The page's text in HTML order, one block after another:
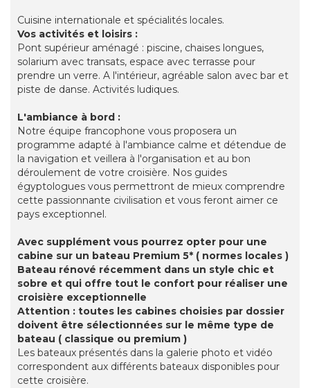
Cuisine internationale et spécialités locales.
Vos activités et loisirs :
Pont supérieur aménagé : piscine, chaises longues,
solarium avec transats, espace avec terrasse pour
prendre un verre. A l'intérieur, agréable salon avec bar et
piste de danse. Activités ludiques.
L'ambiance à bord :
Notre équipe francophone vous proposera un
programme adapté à l'ambiance calme et détendue de
la navigation et veillera à l'organisation et au bon
déroulement de votre croisière. Nos guides
égyptologues vous permettront de mieux comprendre
cette passionnante civilisation et vous feront aimer ce
pays exceptionnel.
Avec supplément vous pourrez opter pour une
cabine sur un bateau Premium 5* ( normes locales )
Bateau rénové récemment dans un style chic et
sobre et qui offre tout le confort pour réaliser une
croisière exceptionnelle
Attention : toutes les cabines choisies par dossier
doivent être sélectionnées sur le même type de
bateau ( classique ou premium )
Les bateaux présentés dans la galerie photo et vidéo
correspondent aux différents bateaux disponibles pour
cette croisière.